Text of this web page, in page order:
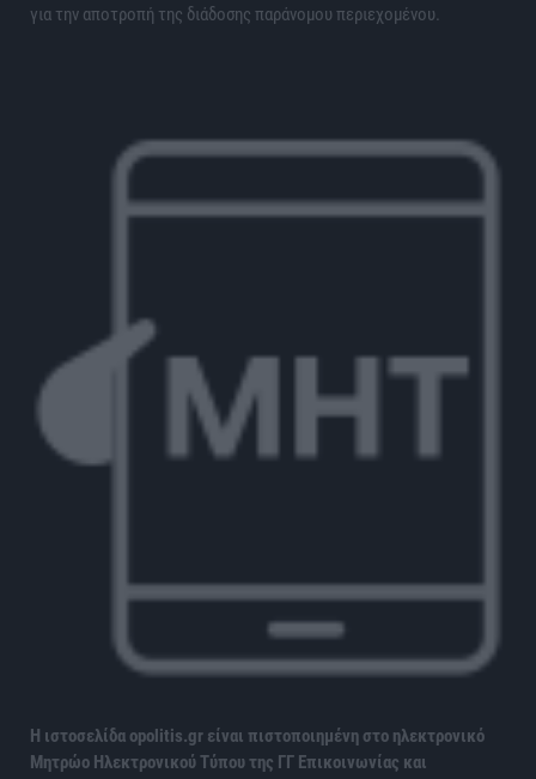
για την αποτροπή της διάδοσης παράνομου περιεχομένου.
Η ιστοσελίδα opolitis.gr είναι πιστοποιημένη στο ηλεκτρονικό
Μητρώο Ηλεκτρονικού Τύπου της ΓΓ Επικοινωνίας και